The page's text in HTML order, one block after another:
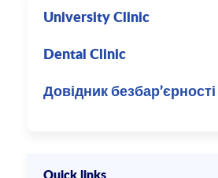
University Clinic
Dental Clinic
Довідник безбар’єрності